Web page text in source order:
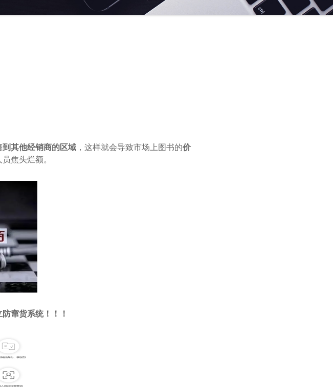
到其他经销商的区域 ，这样就会导致市场上图书的价
焦头烂额。
防窜货系统！！！